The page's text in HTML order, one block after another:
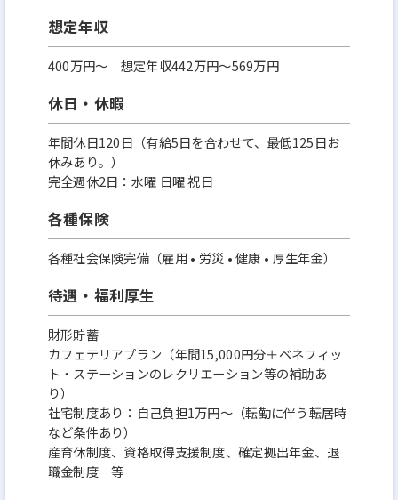
想定年収
400万円〜 想定年収442万円～569万円
休日・休暇
年間休日120日（有給5日を合わせて、最低125日お
休みあり。）
完全週休2日：水曜 日曜 祝日
各種保険
各種社会保険完備（雇用 • 労災 • 健康 • 厚生年金）
待遇・福利厚生
財形貯蓄
カフェテリアプラン（年間15,000円分＋ベネフィッ
ト・ステーションのレクリエーション等の補助あ
り）
社宅制度あり：自己負担1万円～（転勤に伴う転居時
など条件あり）
産育休制度、資格取得支援制度、確定拠出年金、退
職金制度 等